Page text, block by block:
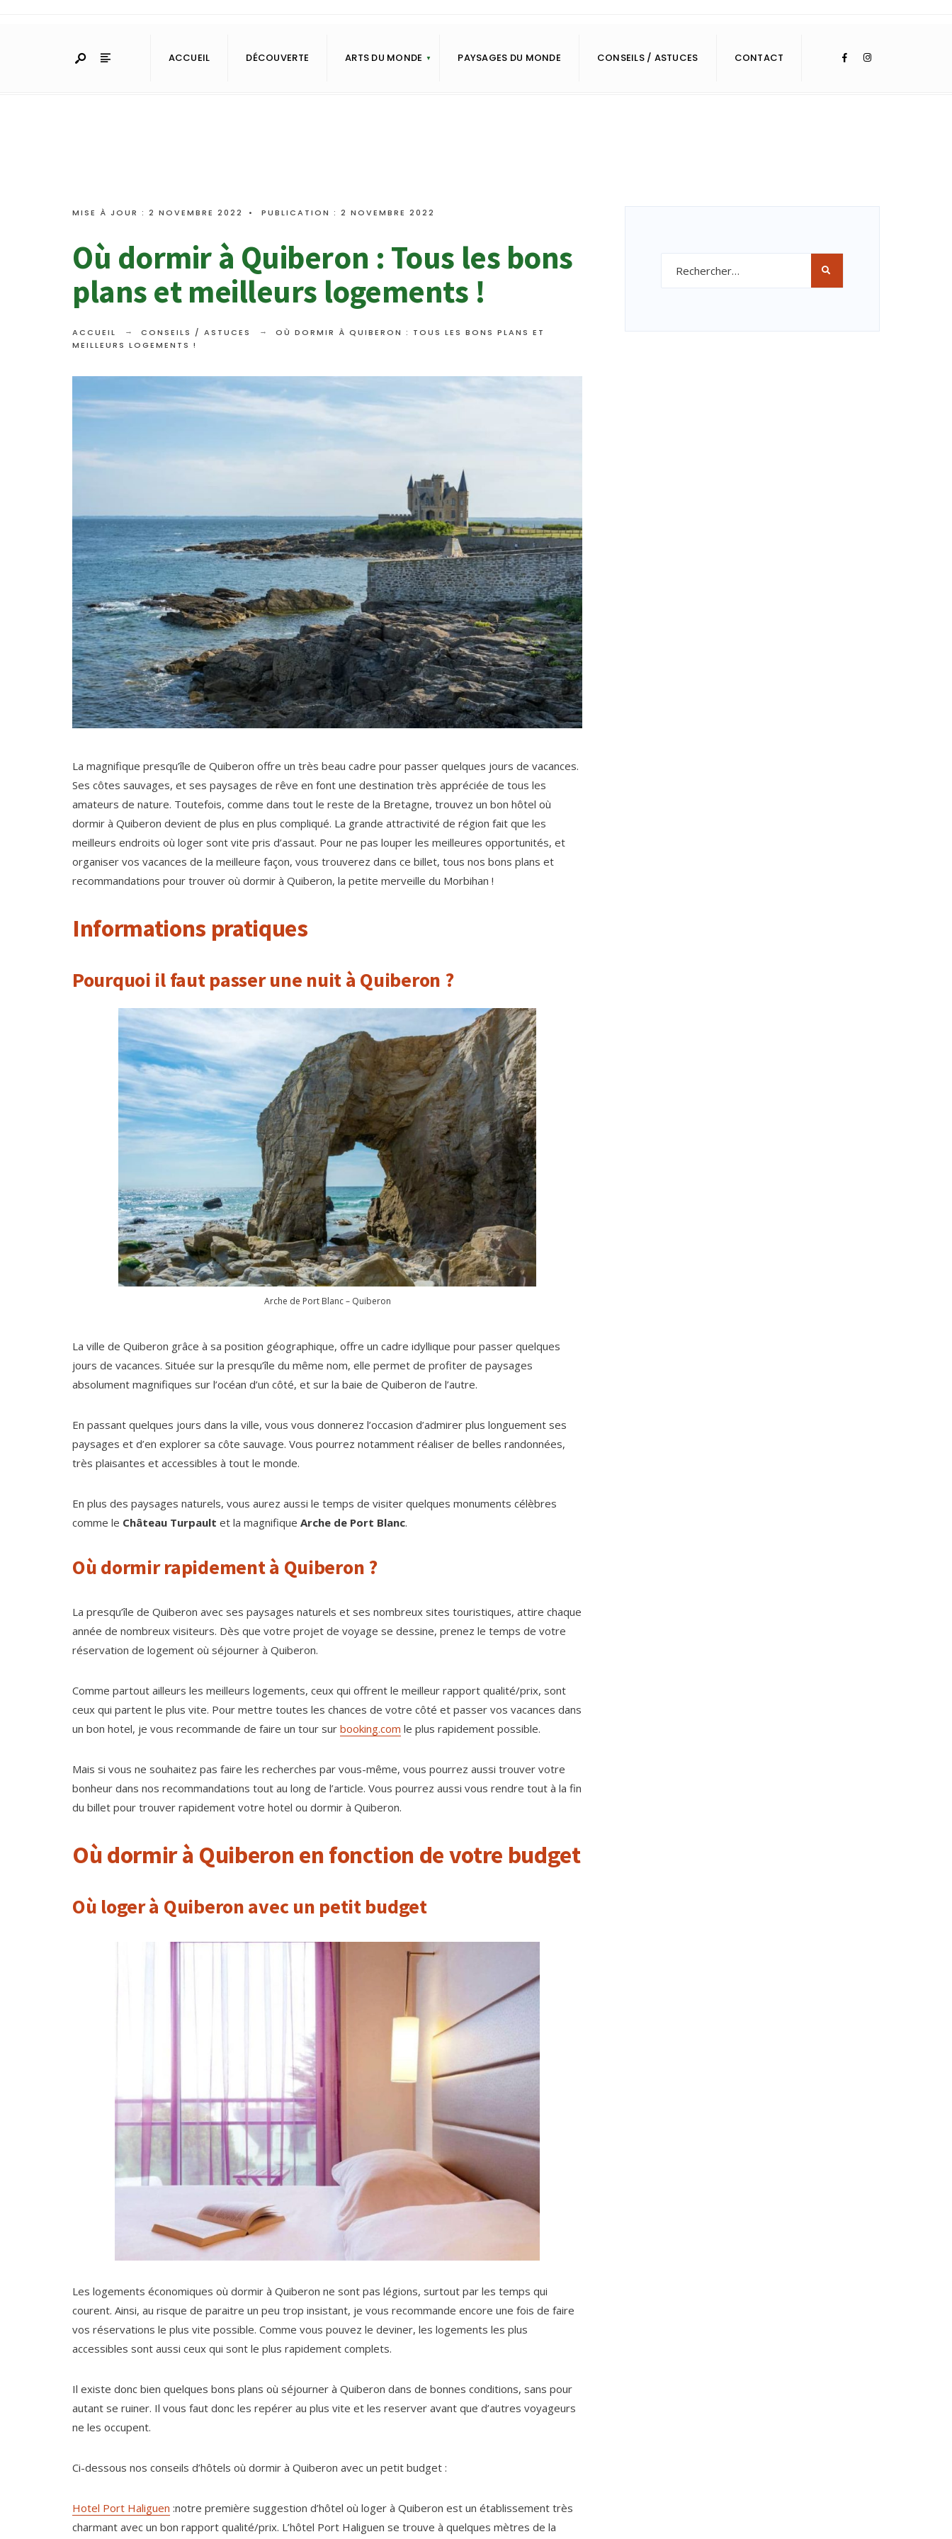
ACCUEIL DÉCOUVERTE ARTS DU MONDE PAYSAGES DU MONDE CONSEILS / ASTUCES CONTACT
MISE À JOUR : 2 NOVEMBRE 2022 • PUBLICATION : 2 NOVEMBRE 2022
Où dormir à Quiberon : Tous les bons
plans et meilleurs logements !
ACCUEIL CONSEILS / ASTUCES
OÙ DORMIR À QUIBERON : TOUS LES BONS PLANS ET
MEILLEURS LOGEMENTS !
La magnifique presqu’île de Quiberon offre un très beau cadre pour passer quelques jours de vacances.
Ses côtes sauvages, et ses paysages de rêve en font une destination très appréciée de tous les
amateurs de nature. Toutefois, comme dans tout le reste de la Bretagne, trouvez un bon hôtel où
dormir à Quiberon devient de plus en plus compliqué. La grande attractivité de région fait que les
meilleurs endroits où loger sont vite pris d’assaut. Pour ne pas louper les meilleures opportunités, et
organiser vos vacances de la meilleure façon, vous trouverez dans ce billet, tous nos bons plans et
recommandations pour trouver où dormir à Quiberon, la petite merveille du Morbihan !
Informations pratiques
Pourquoi il faut passer une nuit à Quiberon ?
Arche de Port Blanc – Quiberon
La ville de Quiberon grâce à sa position géographique, offre un cadre idyllique pour passer quelques
jours de vacances. Située sur la presqu’île du même nom, elle permet de profiter de paysages
absolument magnifiques sur l’océan d’un côté, et sur la baie de Quiberon de l’autre.
En passant quelques jours dans la ville, vous vous donnerez l’occasion d’admirer plus longuement ses
paysages et d’en explorer sa côte sauvage. Vous pourrez notamment réaliser de belles randonnées,
très plaisantes et accessibles à tout le monde.
En plus des paysages naturels, vous aurez aussi le temps de visiter quelques monuments célèbres
comme le Château Turpault et la magnifique Arche de Port Blanc.
Où dormir rapidement à Quiberon ?
La presqu’île de Quiberon avec ses paysages naturels et ses nombreux sites touristiques, attire chaque
année de nombreux visiteurs. Dès que votre projet de voyage se dessine, prenez le temps de votre
réservation de logement où séjourner à Quiberon.
Comme partout ailleurs les meilleurs logements, ceux qui offrent le meilleur rapport qualité/prix, sont
ceux qui partent le plus vite. Pour mettre toutes les chances de votre côté et passer vos vacances dans
un bon hotel, je vous recommande de faire un tour sur booking.com le plus rapidement possible.
Mais si vous ne souhaitez pas faire les recherches par vous-même, vous pourrez aussi trouver votre
bonheur dans nos recommandations tout au long de l’article. Vous pourrez aussi vous rendre tout à la fin
du billet pour trouver rapidement votre hotel ou dormir à Quiberon.
Où dormir à Quiberon en fonction de votre budget
Où loger à Quiberon avec un petit budget
Les logements économiques où dormir à Quiberon ne sont pas légions, surtout par les temps qui
courent. Ainsi, au risque de paraitre un peu trop insistant, je vous recommande encore une fois de faire
vos réservations le plus vite possible. Comme vous pouvez le deviner, les logements les plus
accessibles sont aussi ceux qui sont le plus rapidement complets.
Il existe donc bien quelques bons plans où séjourner à Quiberon dans de bonnes conditions, sans pour
autant se ruiner. Il vous faut donc les repérer au plus vite et les reserver avant que d’autres voyageurs
ne les occupent.
Ci-dessous nos conseils d’hôtels où dormir à Quiberon avec un petit budget :
Hotel Port Haliguen :notre première suggestion d’hôtel où loger à Quiberon est un établissement très
charmant avec un bon rapport qualité/prix. L’hôtel Port Haliguen se trouve à quelques mètres de la